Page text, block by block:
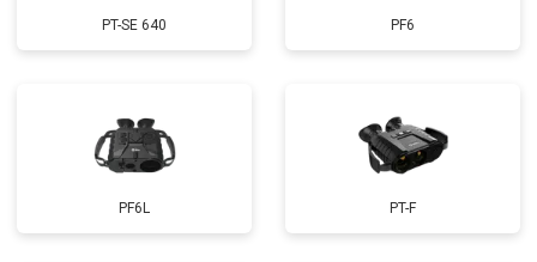
PT-SE 640 PF6
PF6L PT-F